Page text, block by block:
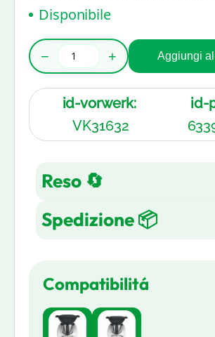
Disponibile
− + Aggiungi
id-vorwerk:
VK31632
id-
Reso 🔄
Reso gratuito entro 14
Spedizione 📦
ordini in 3-5 giorni
Compatibilitá